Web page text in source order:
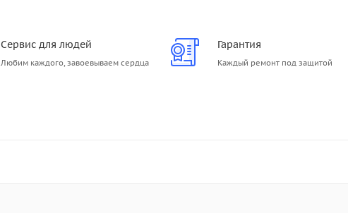
Сервис для людей
Любим каждого, завоевываем сердца
Гарантия
Каждый ремонт под защитой